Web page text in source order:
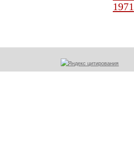
1971